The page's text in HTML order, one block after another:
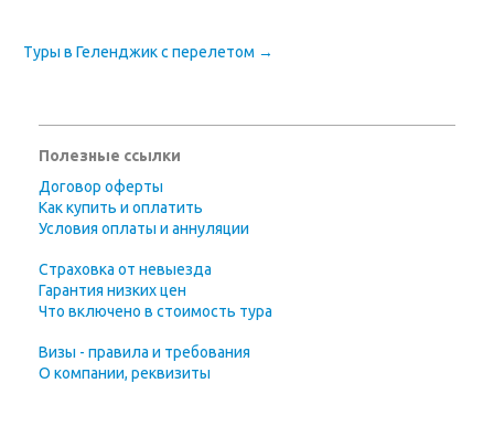
Туры в Геленджик с перелетом →
Полезные ссылки
Договор оферты
Как купить и оплатить
Условия оплаты и аннуляции
Страховка от невыезда
Гарантия низких цен
Что включено в стоимость тура
Визы - правила и требования
О компании, реквизиты